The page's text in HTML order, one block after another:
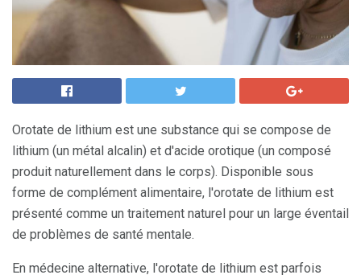
Orotate de lithium est une substance qui se compose de
lithium (un métal alcalin) et d'acide orotique (un composé
produit naturellement dans le corps). Disponible sous
forme de complément alimentaire, l'orotate de lithium est
présenté comme un traitement naturel pour un large éventail
de problèmes de santé mentale.
En médecine alternative, l'orotate de lithium est parfois